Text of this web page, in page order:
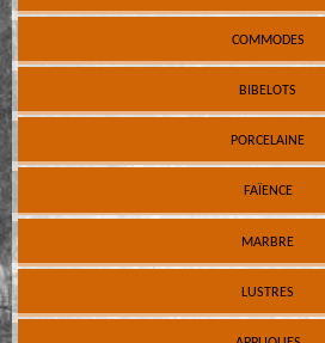
COMMODES
BIBELOTS
PORCELAINE
FAÏENCE
MARBRE
LUSTRES